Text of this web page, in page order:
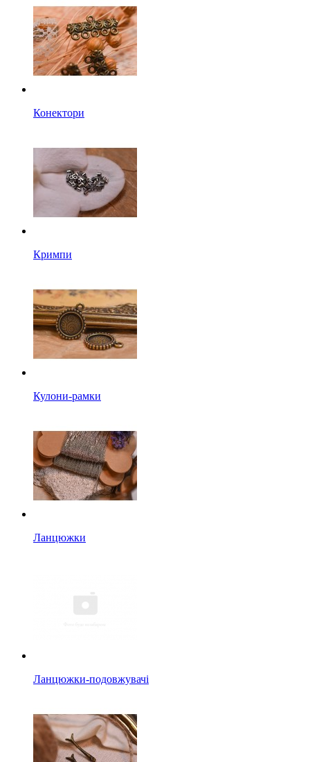
Конектори
Кримпи
Кулони-рамки
Ланцюжки
Ланцюжки-подовжувачі